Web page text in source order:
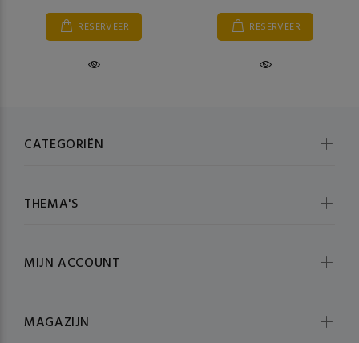
RESERVEER RESERVEER
CATEGORIËN
THEMA'S
MIJN ACCOUNT
MAGAZIJN